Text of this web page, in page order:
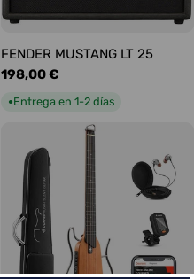
FENDER MUSTANG LT 25
Precio
habitual
198,00 €
●Entrega en 1-2 días